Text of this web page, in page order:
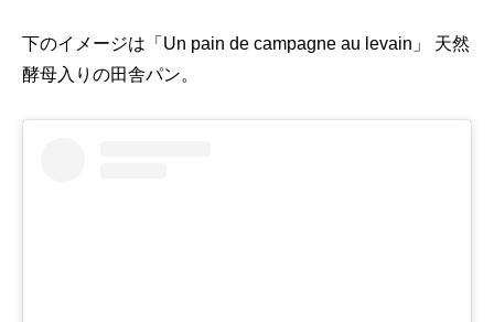
下のイメージは「Un pain de campagne au levain」 天然
酵母入りの田舎パン。